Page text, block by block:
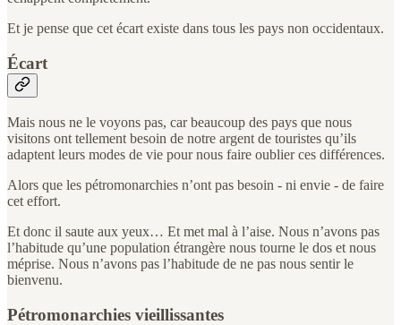
Et je pense que cet écart existe dans tous les pays non occidentaux.
Écart
Mais nous ne le voyons pas, car beaucoup des pays que nous
visitons ont tellement besoin de notre argent de touristes qu’ils
adaptent leurs modes de vie pour nous faire oublier ces différences.
Alors que les pétromonarchies n’ont pas besoin - ni envie - de faire
cet effort.
Et donc il saute aux yeux… Et met mal à l’aise. Nous n’avons pas
l’habitude qu’une population étrangère nous tourne le dos et nous
méprise. Nous n’avons pas l’habitude de ne pas nous sentir le
bienvenu.
Pétromonarchies vieillissantes